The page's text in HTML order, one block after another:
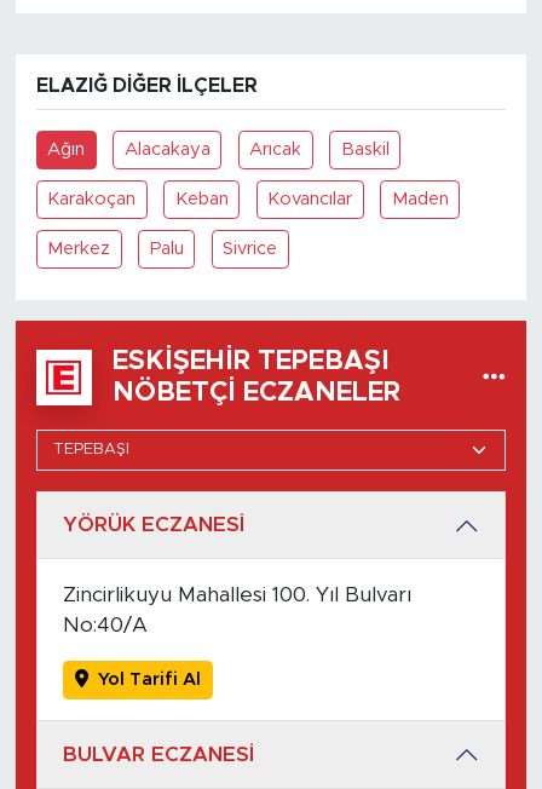
ELAZIĞ DIĞER İLÇELER
Ağın Alacakaya Arıcak Baskil
Karakoçan Keban Kovancılar Maden
Merkez Palu Sivrice
ESKIŞEHIR TEPEBAŞI
NÖBETÇI ECZANELER
YÖRÜK ECZANESİ
Zincirlikuyu Mahallesi 100. Yıl Bulvarı
No:40/A
Yol Tarifi Al
BULVAR ECZANESİ